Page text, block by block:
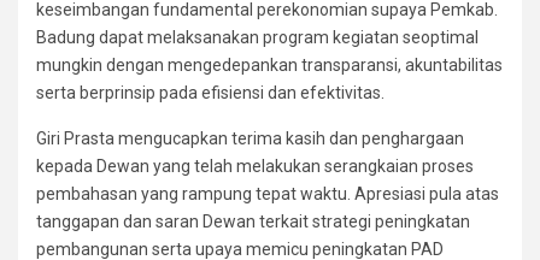
keseimbangan fundamental perekonomian supaya Pemkab.
Badung dapat melaksanakan program kegiatan seoptimal
mungkin dengan mengedepankan transparansi, akuntabilitas
serta berprinsip pada efisiensi dan efektivitas.
Giri Prasta mengucapkan terima kasih dan penghargaan
kepada Dewan yang telah melakukan serangkaian proses
pembahasan yang rampung tepat waktu. Apresiasi pula atas
tanggapan dan saran Dewan terkait strategi peningkatan
pembangunan serta upaya memicu peningkatan PAD